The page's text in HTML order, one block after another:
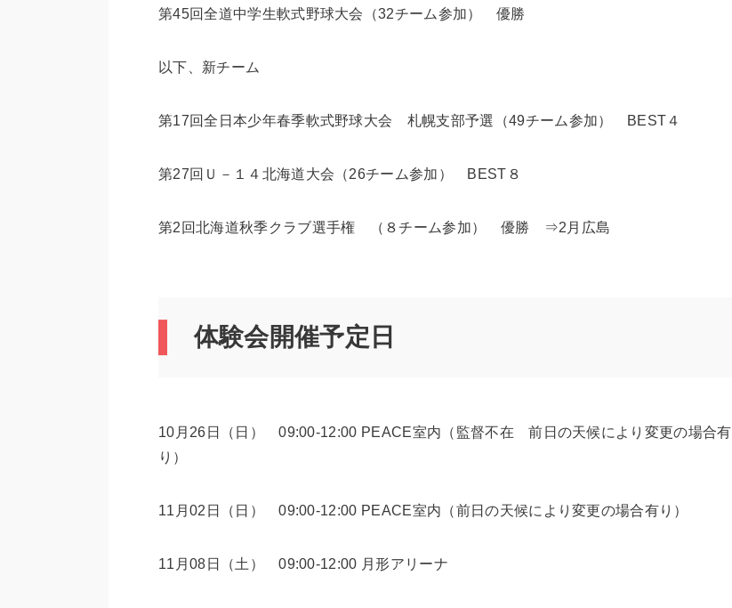
第45回全道中学生軟式野球大会（32チーム参加） 優勝
以下、新チーム
第17回全日本少年春季軟式野球大会 札幌支部予選（49チーム参加） BEST４
第27回Ｕ－１４北海道大会（26チーム参加） BEST８
第2回北海道秋季クラブ選手権 （８チーム参加） 優勝 ⇒2月広島
体験会開催予定日
10月26日（日） 09:00-12:00 PEACE室内（監督不在 前日の天候により変更の場合有
り）
11月02日（日） 09:00-12:00 PEACE室内（前日の天候により変更の場合有り）
11月08日（土） 09:00-12:00 月形アリーナ